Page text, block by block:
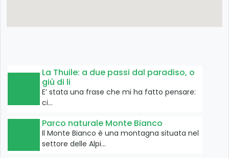
La Thuile: a due passi dal paradiso, o
giù di li
E’ stata una frase che mi ha fatto pensare:
ci…
Parco naturale Monte Bianco
Il Monte Bianco è una montagna situata nel
settore delle Alpi…